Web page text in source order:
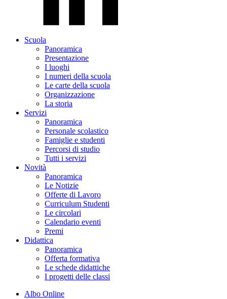
Scuola
Panoramica
Presentazione
I luoghi
I numeri della scuola
Le carte della scuola
Organizzazione
La storia
Servizi
Panoramica
Personale scolastico
Famiglie e studenti
Percorsi di studio
Tutti i servizi
Novità
Panoramica
Le Notizie
Offerte di Lavoro
Curriculum Studenti
Le circolari
Calendario eventi
Premi
Didattica
Panoramica
Offerta formativa
Le schede didattiche
I progetti delle classi
Albo Online